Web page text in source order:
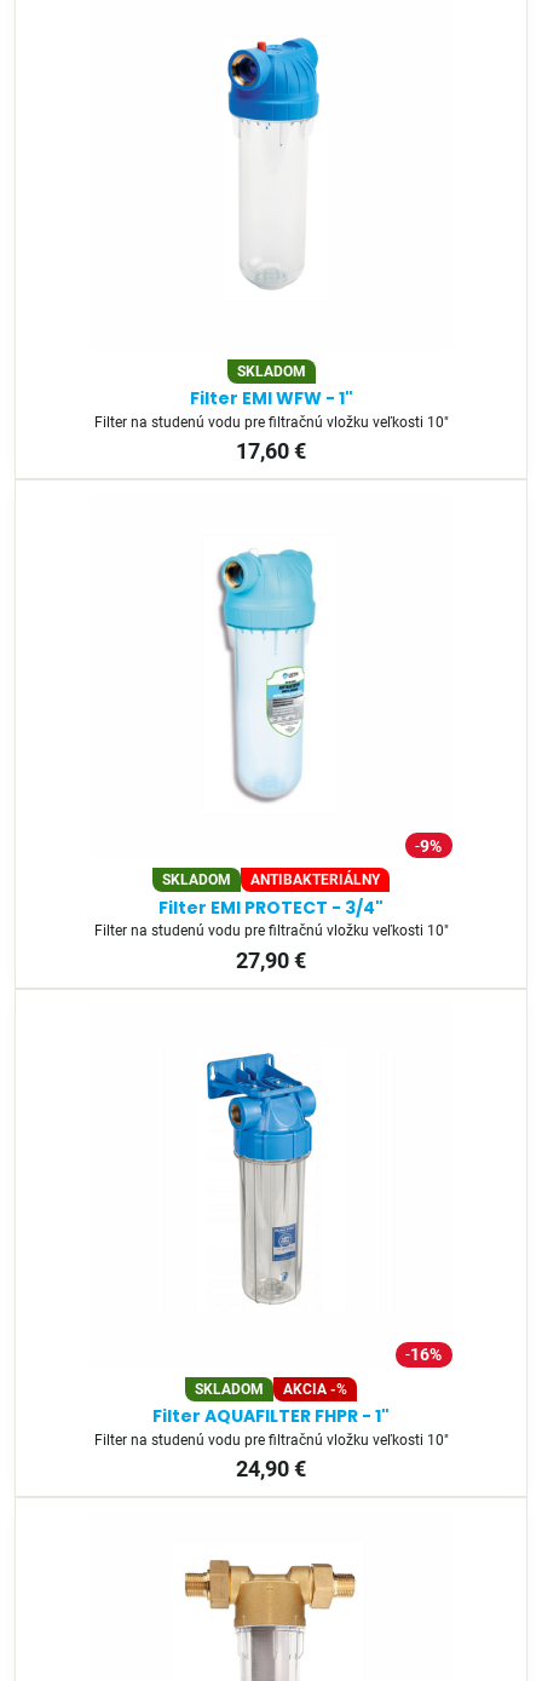
SKLADOM
Filter EMI WFW - 1"
Filter na studenú vodu pre filtračnú vložku veľkosti 10"
17,60 €
9%
SKLADOM ANTIBAKTERIÁLNY
Filter EMI PROTECT - 3/4"
Filter na studenú vodu pre filtračnú vložku veľkosti 10"
27,90 €
16%
SKLADOM AKCIA -%
Filter AQUAFILTER FHPR - 1"
Filter na studenú vodu pre filtračnú vložku veľkosti 10"
24,90 €